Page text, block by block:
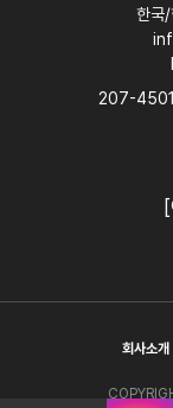
한국
207-
회사소개